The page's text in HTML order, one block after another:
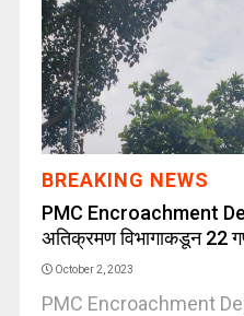
BREAKING NEWS
PMC Encroachment
अतिक्रमण विभागाकडून 22
October 2, 2023
PMC Encroachment